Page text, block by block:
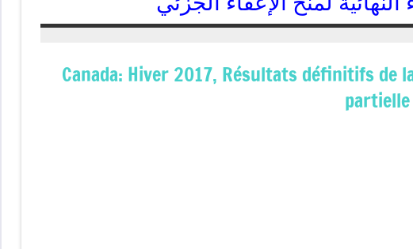
Canada: Hiver 2017, Résultats définitifs de
partielle